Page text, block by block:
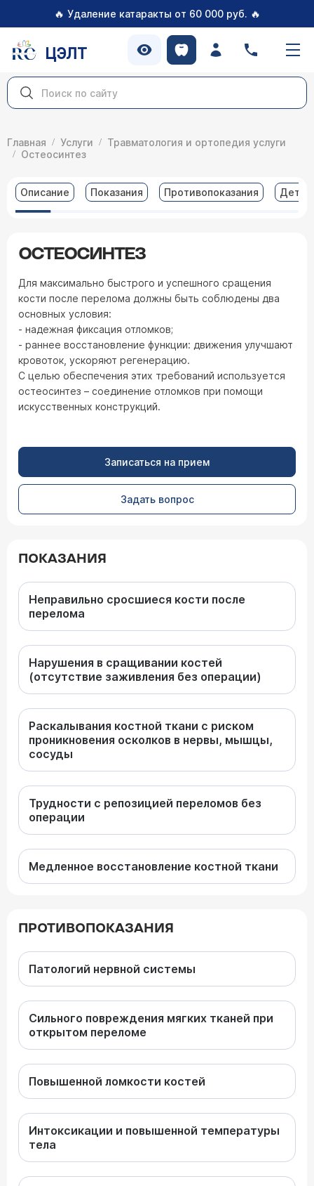
🔥 Удаление катаракты от 60 000 руб. 🔥
ЦЭЛТ
Главная Услуги
Травматология и ортопедия услуги
Остеосинтез
Описание Показания Противопоказания
ОСТЕОСИНТЕЗ
Для максимально быстрого и успешного сращения
кости после перелома должны быть соблюдены два
основных условия:
- надежная фиксация отломков;
- раннее восстановление функции: движения улучшают
кровоток, ускоряют регенерацию.
С целью обеспечения этих требований используется
остеосинтез – соединение отломков при помощи
искусственных конструкций.
Записаться на прием
Задать вопрос
ПОКАЗАНИЯ
Неправильно сросшиеся кости после
перелома
Нарушения в сращивании костей
(отсутствие заживления без операции)
Раскалывания костной ткани с риском
проникновения осколков в нервы, мышцы,
сосуды
Трудности с репозицией переломов без
операции
Медленное восстановление костной ткани
ПРОТИВОПОКАЗАНИЯ
Патологий нервной системы
Сильного повреждения мягких тканей при
открытом переломе
Повышенной ломкости костей
Интоксикации и повышенной температуры
тела